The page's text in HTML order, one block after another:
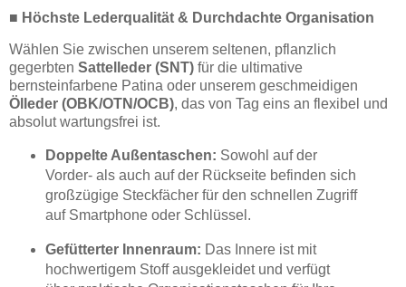
■ Höchste Lederqualität & Durchdachte Organisation
Wählen Sie zwischen unserem seltenen, pflanzlich
gegerbten Sattelleder (SNT) für die ultimative
bernsteinfarbene Patina oder unserem geschmeidigen
Ölleder (OBK/OTN/OCB), das von Tag eins an flexibel und
absolut wartungsfrei ist.
Doppelte Außentaschen: Sowohl auf der
Vorder- als auch auf der Rückseite befinden sich
großzügige Steckfächer für den schnellen Zugriff
auf Smartphone oder Schlüssel.
Gefütterter Innenraum: Das Innere ist mit
hochwertigem Stoff ausgekleidet und verfügt